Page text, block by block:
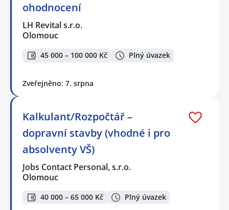
ohodnocení
LH Revital s.r.o.
Olomouc
45 000 – 100 000 Kč Plný úvazek
Zveřejněno: 7. srpna
Kalkulant/Rozpočtář –
dopravní stavby (vhodné i pro
absolventy VŠ)
Jobs Contact Personal, s.r.o.
Olomouc
40 000 – 65 000 Kč Plný úvazek